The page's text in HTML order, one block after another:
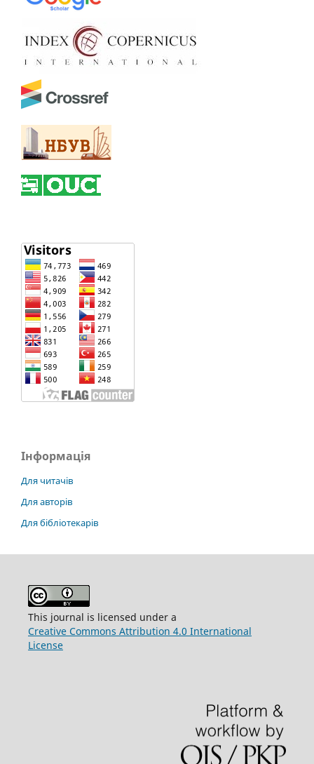
Інформація
Для читачів
Для авторів
Для бібліотекарів
This journal is licensed under a
Creative Commons Attribution 4.0 International
License